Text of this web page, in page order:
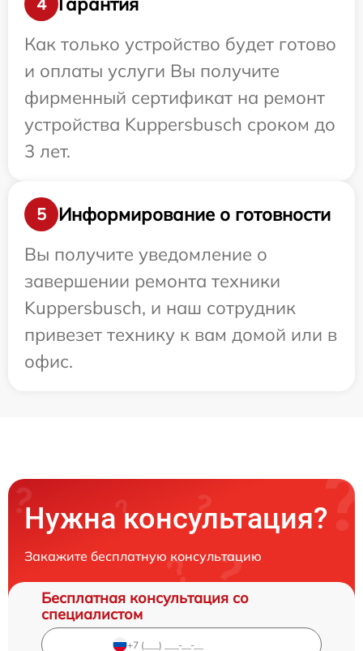
Как только устройство будет готово
и оплаты услуги Вы получите
фирменный сертификат на ремонт
устройства Kuppersbusch сроком до
3 лет.
5
Информирование о готовности
Вы получите уведомление о
завершении ремонта техники
Kuppersbusch, и наш сотрудник
привезет технику к вам домой или в
офис.
Нужна консультация?
Закажите бесплатную консультацию
Бесплатная консультация со
специалистом